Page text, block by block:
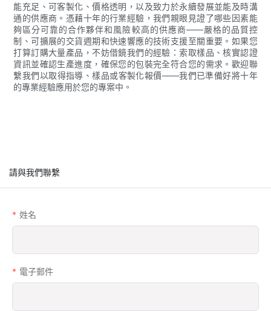
能充足、可客製化、價格透明，以及致力於永續發展並能及時溝
通的供應商。憑藉十年的行業經驗，我們親眼見證了哪些因素能
夠區分可靠的合作夥伴和風險較高的供應商——嚴格的品質控
制、可擴展的交貨週期和快速響應的技術支援至關重要。如果您
打算訂購大量產品，不妨借鏡我們的經驗：索取樣品、核實認證
資訊並確認生產進度，確保您的包裝完全符合您的需求。歡迎聯
繫我們以取得指導、樣品或客製化報價——我們已準備好將十年
的專業經驗應用於您的專案中。
請與我們聯繫
姓名
電子郵件